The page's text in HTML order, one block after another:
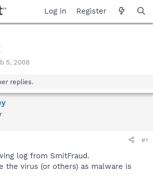
Log in Register
5, 2008
replies.
#1
log from SmitFraud.
the virus (or others) as malware is